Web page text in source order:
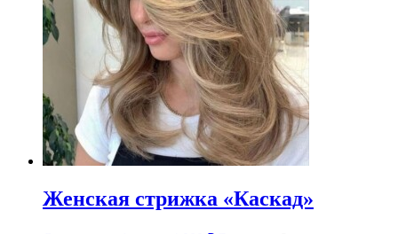
Женская стрижка «Каскад»